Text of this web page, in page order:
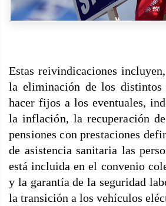
Estas reivindicaciones
la eliminación de los distintos
hacer fijos a los eventuales,
la inflación, la recuperación
pensiones con prestaciones
de asistencia sanitaria las
está incluida en el convenio
y la garantía de la seguridad
la transición a los vehículos